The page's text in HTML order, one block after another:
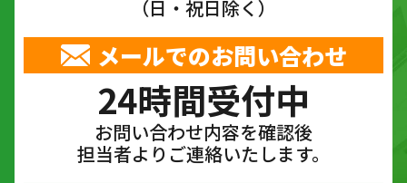
（日・祝日除く）
メールでのお問い合わせ
24時間受付中
お問い合わせ内容を確認後
担当者よりご連絡いたします。